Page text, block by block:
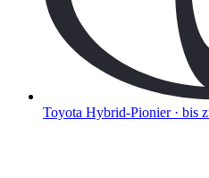
Toyota Hybrid-Pionier · bis